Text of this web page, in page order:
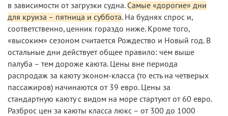
в зависимости от загрузки судна. Самые «дорогие» дни
для круиза – пятница и суббота. На буднях спрос и,
соответственно, ценник гораздо ниже. Кроме того,
«высоким» сезоном считается Рождество и Новый год. В
остальные дни действует общее правило: чем выше
палуба – тем дороже каюта. Цены вне периода
распродаж за каюту эконом-класса (то есть на четверых
пассажиров) начинаются от 39 евро. Цены за
стандартную каюту с видом на море стартуют от 60 евро.
Разброс цен за каюты класса люкс – от 300 до 1000